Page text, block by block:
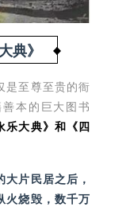
典》
是至尊至贵的衙
本的巨大图书
乐大典》和《四
片民居之后，
火烧毁，数千万